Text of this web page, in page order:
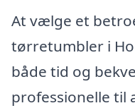
At vælge et
tørretumbler i
både tid og
professionelle til